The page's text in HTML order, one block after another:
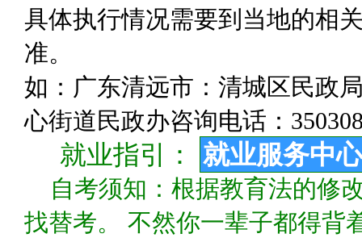
具体执行情况需要到当地的相
准。
如：广东清远市：清城区民政
心街道民政办咨询电话：
就业指引： 就业服务中心
自考须知：根据教育法的修
找替考。 不然你一辈子都得背